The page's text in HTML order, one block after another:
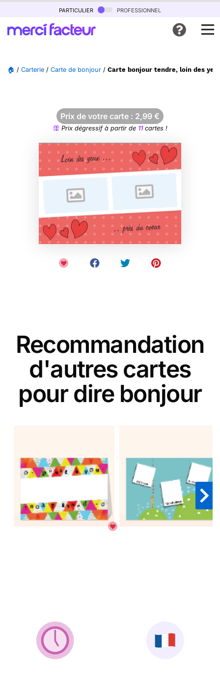
particulier professionnel
🏠 / Carterie / Carte de bonjour / Carte bonjour tendre, loin des
Prix de votre carte : 2,99 €
Prix dégressif à partir de 11cartes !
Recommandation
d'autres cartes
pour dire bonjour